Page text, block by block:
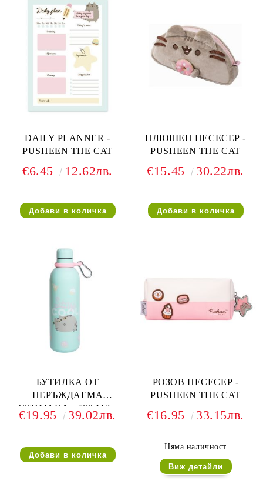
DAILY PLANNER -
PUSHEEN THE CAT
€6.45 12.62лв.
ПЛЮШЕН НЕСЕСЕР -
PUSHEEN THE CAT
€15.45 30.22лв.
БУТИЛКА ОТ
НЕРЪЖДАЕМА
СТОМАНА - 500 МЛ -
PUSHEEN THE CAT
€19.95 39.02лв.
РОЗОВ НЕСЕСЕР -
PUSHEEN THE CAT
€16.95 33.15лв.
Няма наличност
Виж детайли